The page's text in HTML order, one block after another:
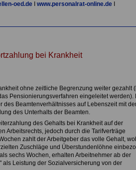
oed.deI www.personalrat-online.deI
bei Krankheit
ohne zeitliche Begrenzung weiter gezahlt
Pensionierungsverfahren eingeleitet werden).
des Beamtenverhältnisses auf Lebenszeit mit
des Unterhalts der Beamten.
des Gehalts bei Krankheit auf der
Arbeitsrechts, jedoch durch die Tarifverträge
zahlt der Arbeitgeber das volle Gehalt,
Zuschläge und Überstundenlöhne
sechs Wochen, erhalten Arbeitnehmer ab der
als Leistung der Sozialversicherung von der